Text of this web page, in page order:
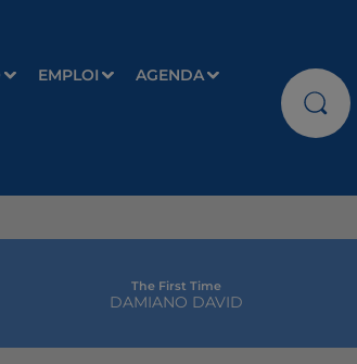
EMPLOI AGENDA
The First Time
DAMIANO DAVID